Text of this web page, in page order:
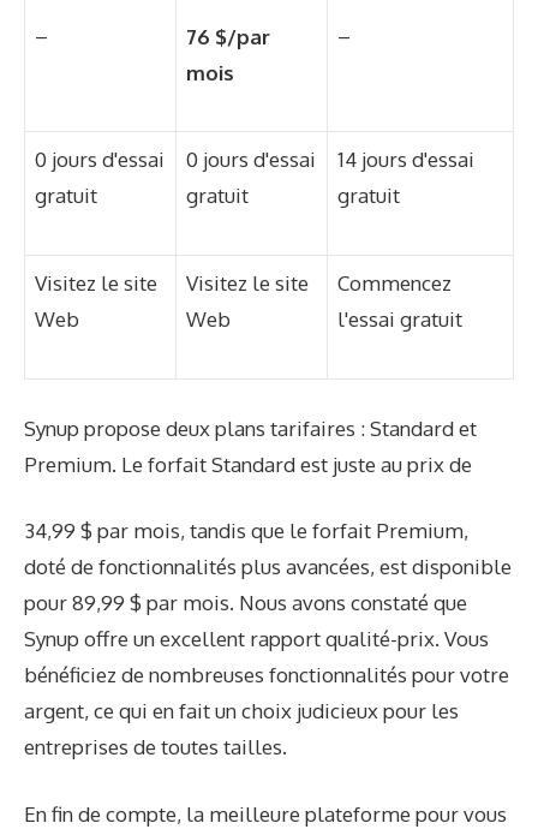
–
76 $/par
mois
–
0 jours d'essai
gratuit
0 jours d'essai
gratuit
14 jours d'essai
gratuit
Visitez le site
Web
Visitez le site
Web
Commencez
l'essai gratuit
Synup propose deux plans tarifaires : Standard et
Premium. Le forfait Standard est juste au prix de
34,99 $ par mois, tandis que le forfait Premium,
doté de fonctionnalités plus avancées, est disponible
pour 89,99 $ par mois. Nous avons constaté que
Synup offre un excellent rapport qualité-prix. Vous
bénéficiez de nombreuses fonctionnalités pour votre
argent, ce qui en fait un choix judicieux pour les
entreprises de toutes tailles.
En fin de compte, la meilleure plateforme pour vous